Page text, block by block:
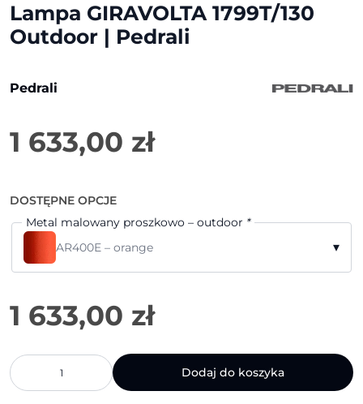
Lampa GIRAVOLTA 1799T/130
Outdoor | Pedrali
Pedrali
1 633,00 zł
DOSTĘPNE OPCJE
Metal malowany proszkowo – outdoor *
AR400E – orange
▾
ilość
Lampa
GIRAVOLTA
Dodaj do koszyka